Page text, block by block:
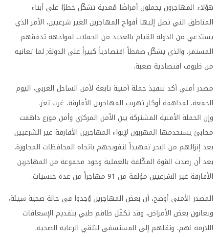
هؤلاء المهاجرون يحملون أمراضًا مُعدية تشكّل خطرًا على أبناء
المناطق التي تصل إليها أفواج المهاجرين الغير شرعيين، الأمر الذي
يستدعي من الدولة القيام بالعديد من الحملات لمواجهة تدفقهم
المستمر، والذي يشكّل ضغطاً اقتصادياً كبيراً على الدولة; لما تعانيه
من ظروف اقتصادية صعبة.
مصدر أمني أكد تنفيذ حملة أمنية تابعة لأمن الساحل الغربي، اليوم
الجمعة، لمداهمة أوكار تهريب المهاجرين الأفارقة، غرب تعز.
وإن الحملة الأمنية المشتركة بين الأمن المركزي وأمن موزع داهمت
مخابئ يستخدمها المهربون لإيواء المهاجرين الأفارقة غير الشرعيين
بعد إنزالهم من البحر تمهيداً لتفويجهم باتجاه المحافظات المجاورة،
بعد أن رصدت القوة المكّلفة بالعملية وجود مجموعة من المهاجرين
الأفارقة غير الشرعيين مؤلفة من 91 مهاجراً من عدة جنسيات.
المصدر الأمني أوضح، أن بعض المهاجرين وُجدوا في حالة صحية سيئة،
ويعانون بعض الأمراض، وقد تكفّل طاقم طبي بتقديم الإسعافات
اللازمة لهم، ونقلهم إلى المستشفى لتلقي الرعاية الصحية.